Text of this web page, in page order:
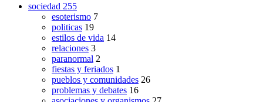
sociedad 255
esoterismo 7
politicas 19
estilos de vida 14
relaciones 3
paranormal 2
fiestas y feriados 1
pueblos y comunidades 26
problemas y debates 16